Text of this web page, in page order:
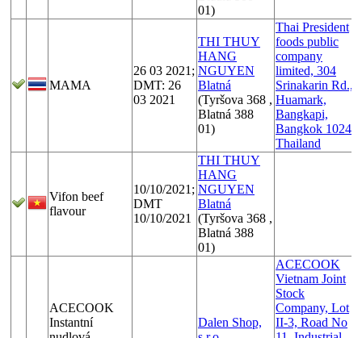
01)
MAMA
26 03 2021;
DMT: 26
03 2021
THI THUY
HANG
NGUYEN
Blatná
(Tyršova 368 ,
Blatná 388
01)
Thai President
foods public
company
limited, 304
Srinakarin Rd.,
Huamark,
Bangkapi,
Bangkok 10240
Thailand
Vifon beef
flavour
10/10/2021;
DMT
10/10/2021
THI THUY
HANG
NGUYEN
Blatná
(Tyršova 368 ,
Blatná 388
01)
ACECOOK
Instantní
Dalen Shop,
ACECOOK
Vietnam Joint
Stock
Company, Lot
II-3, Road No